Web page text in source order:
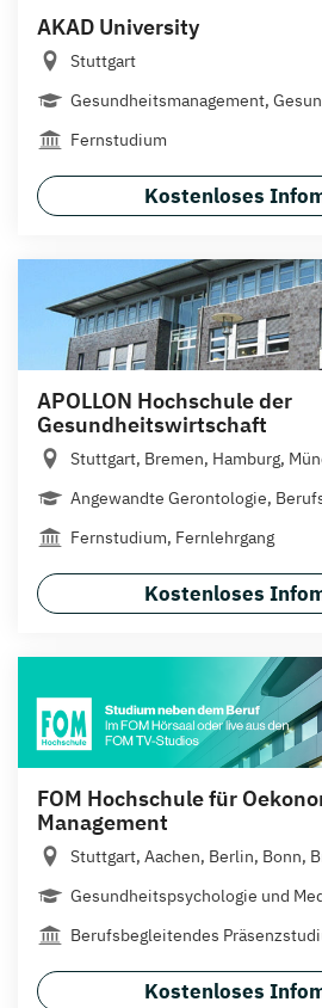
AKAD University
Stuttgart
Gesundheitsmanagement,
Fernstudium
Kostenloses
APOLLON Hochschule der
Gesundheitswirtschaft
Stuttgart, Bremen, Hamburg,
Angewandte Gerontologie,
Fernstudium, Fernlehrgang
Kostenloses
FOM Hochschule für
Management
Stuttgart, Aachen, Berlin, Bonn,
Gesundheitspsychologie und
Berufsbegleitendes
Kostenloses